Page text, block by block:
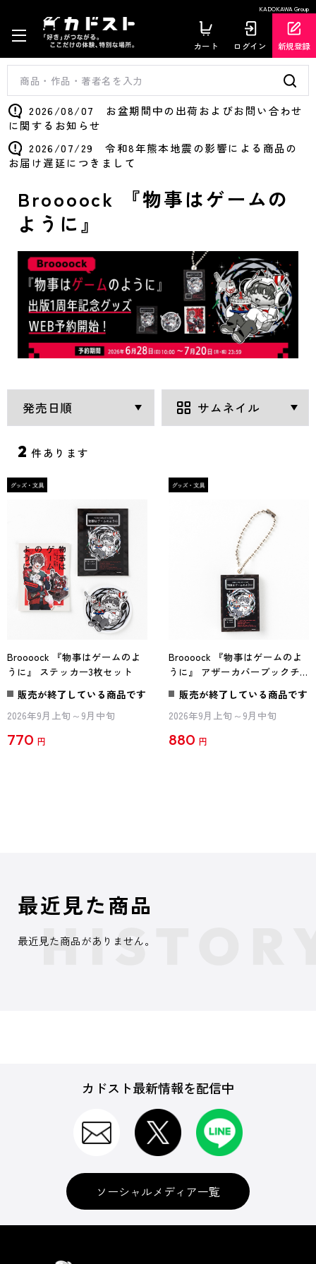
KADOKAWA Group
カート ログイン 新規登録
2026/08/07 お盆期間中の出荷およびお問い合わせ
に関するお知らせ
2026/07/29 令和8年熊本地震の影響による商品の
お届け遅延につきまして
Broooock 『物事はゲームの
ように』
2 件あります
Broooock 『物事はゲームのよ
うに』 ステッカー3枚セット
販売が終了している商品です
2026年9月上旬～9月中旬
770 円
Broooock 『物事はゲームのよ
うに』 アザーカバーブックチ
販売が終了している商品です
2026年9月上旬～9月中旬
880 円
最近見た商品
最近見た商品がありません。
カドスト最新情報を配信中
ソーシャルメディア一覧